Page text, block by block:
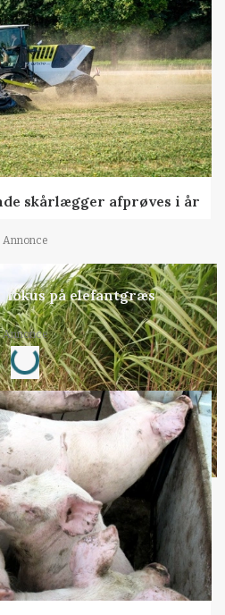
skårlægger afprøves i år
Annonce
på elefantgræs
Annonce